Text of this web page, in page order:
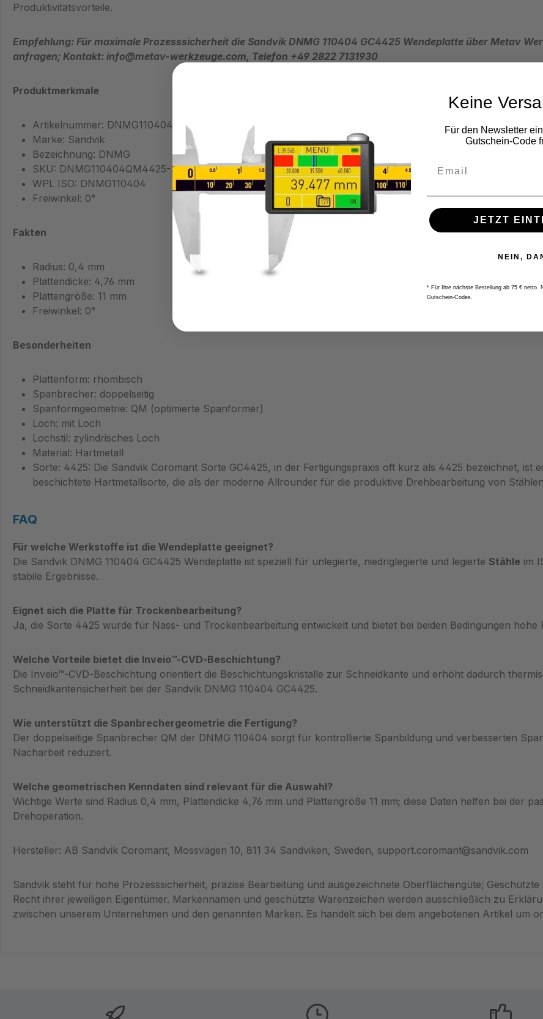
Produktivitätsvorteile.
Empfehlung: Für maximale Prozesssicherheit die Sandvik DNMG 110404 GC4425 Wendeplatte über Metav
anfragen; Kontakt: info@metav-werkzeuge.com, Telefon +49 2822 7131930
Produktmerkmale
Artikelnummer: DNMG110404QM4425
Marke: Sandvik
Bezeichnung: DNMG
SKU: DNMG110404QM4425-SANDVIK
WPL ISO: DNMG110404
Freiwinkel: 0°
Fakten
Radius: 0,4 mm
Plattendicke: 4,76 mm
Plattengröße: 11 mm
Freiwinkel: 0°
Besonderheiten
Plattenform: rhombisch
Spanbrecher: doppelseitig
Spanformgeometrie: QM (optimierte Spanformer)
Loch: mit Loch
Lochstil: zylindrisches Loch
Material: Hartmetall
Sorte: 4425: Die Sandvik Coromant Sorte GC4425, in der Fertigungspraxis oft kurz als 4425 bezeichnet, ist
beschichtete Hartmetallsorte, die als der moderne Allrounder für die produktive Drehbearbeitung von
FAQ
Für welche Werkstoffe ist die Wendeplatte geeignet?
Die Sandvik DNMG 110404 GC4425 Wendeplatte ist speziell für unlegierte, niedriglegierte und legierte Stähle im
stabile Ergebnisse.
Eignet sich die Platte für Trockenbearbeitung?
Ja, die Sorte 4425 wurde für Nass‑ und Trockenbearbeitung entwickelt und bietet bei beiden Bedingungen hohe
Welche Vorteile bietet die Inveio™‑CVD‑Beschichtung?
Die Inveio™‑CVD‑Beschichtung orientiert die Beschichtungskristalle zur Schneidkante und erhöht dadurch
Schneidkantensicherheit bei der Sandvik DNMG 110404 GC4425.
Wie unterstützt die Spanbrechergeometrie die Fertigung?
Der doppelseitige Spanbrecher QM der DNMG 110404 sorgt für kontrollierte Spanbildung und verbesserten
Nacharbeit reduziert.
Welche geometrischen Kenndaten sind relevant für die Auswahl?
Wichtige Werte sind Radius 0,4 mm, Plattendicke 4,76 mm und Plattengröße 11 mm; diese Daten helfen bei der
Drehoperation.
Hersteller: AB Sandvik Coromant, Mossvägen 10, 811 34 Sandviken, Sweden, support.coromant@sandvik.com
Sandvik steht für hohe Prozesssicherheit, präzise Bearbeitung und ausgezeichnete Oberflächengüte;
Recht ihrer jeweiligen Eigentümer. Markennamen und geschützte Warenzeichen werden ausschließlich zu
zwischen unserem Unternehmen und den genannten Marken. Es handelt sich bei dem angebotenen Artikel um
Keine
Für den Newsletter
Gutschein-Code
JETZT
NEIN,
* Für Ihre nächste Bestellung ab 75 € netto.
Gutschein-Codes.